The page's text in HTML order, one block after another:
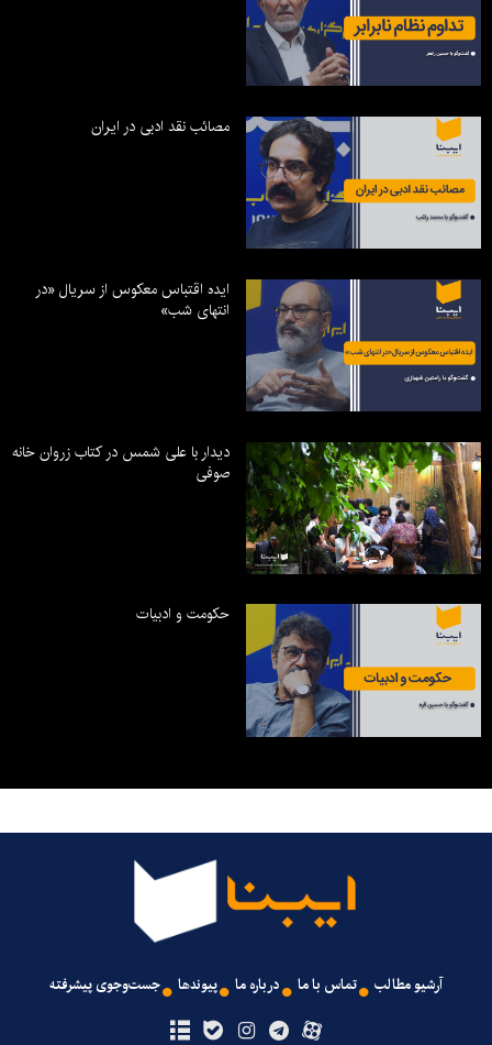
مصائب نقد ادبی در ایران
ایده اقتباس معکوس از سریال «در
انتهای شب»
دیدار با علی شمس در کتاب زروان خانه
صوفی
حکومت و ادبیات
آرشیو مطالب تماس با ما درباره ما پیوندها جست‌وجوی پیشرفته